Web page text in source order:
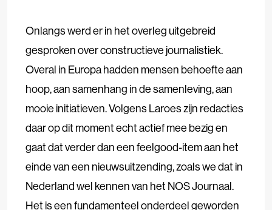
Onlangs werd er in het overleg uitgebreid
gesproken over constructieve journalistiek.
Overal in Europa hadden mensen behoefte aan
hoop, aan samenhang in de samenleving, aan
mooie initiatieven. Volgens Laroes zijn redacties
daar op dit moment echt actief mee bezig en
gaat dat verder dan een feelgood-item aan het
einde van een nieuwsuitzending, zoals we dat in
Nederland wel kennen van het NOS Journaal.
Het is een fundamenteel onderdeel geworden